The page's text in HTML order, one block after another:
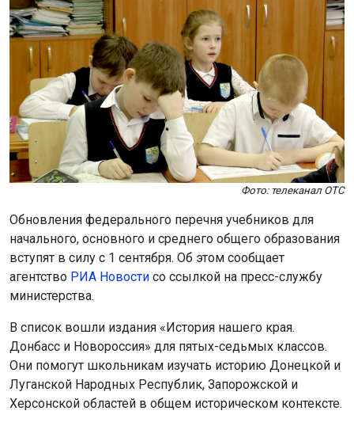
Фото: телеканал ОТС
Обновления федерального перечня учебников для
начального, основного и среднего общего образования
вступят в силу с 1 сентября. Об этом сообщает
агентство РИА Новости со ссылкой на пресс-службу
министерства.
В список вошли издания «История нашего края.
Донбасс и Новороссия» для пятых-седьмых классов.
Они помогут школьникам изучать историю Донецкой и
Луганской Народных Республик, Запорожской и
Херсонской областей в общем историческом контексте.